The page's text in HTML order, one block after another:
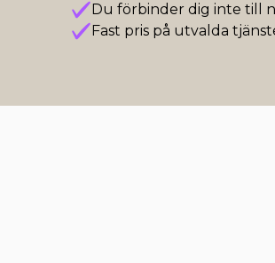
Du förbinder dig inte till
Fast pris på utvalda